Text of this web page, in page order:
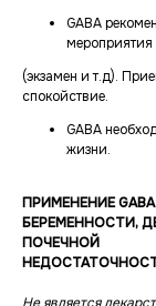
GABA
мероприятия
(экзамен и т.д).
спокойствие.
GABA
жизни.
ПРИМЕНЕНИЕ
БЕРЕМЕННОСТИ,
ПОЧЕЧНОЙ